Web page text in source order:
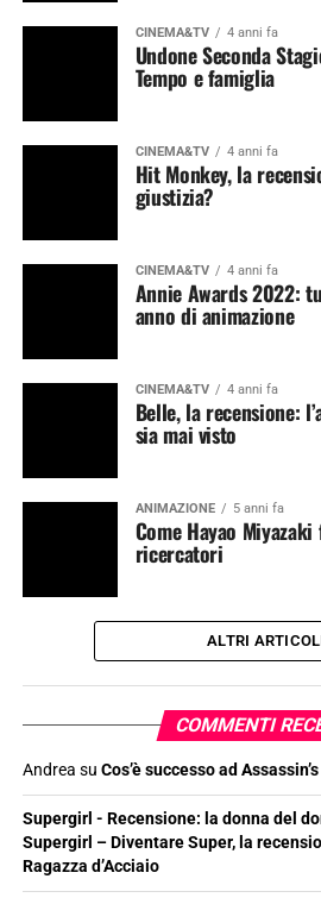
CINEMA&TV 4 anni fa
Undone Seconda
Tempo e famiglia
CINEMA&TV 4 anni fa
Hit Monkey, la
giustizia?
CINEMA&TV 4 anni fa
Annie Awards 2022:
anno di animazione
CINEMA&TV 4 anni fa
Belle, la recensione:
sia mai visto
ANIMAZIONE 5 anni fa
Come Hayao
ricercatori
ALTRI
COMMENTI
Andrea su Cos’è successo ad
Supergirl - Recensione: la donna del
Supergirl – Diventare Super, la
Ragazza d’Acciaio